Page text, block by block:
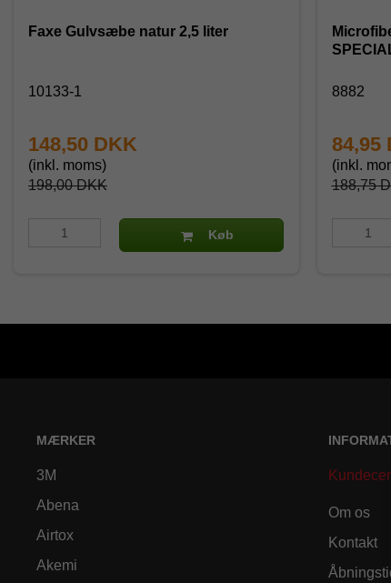
Faxe Gulvsæbe natur 2,5 liter
10133-1
198,00 DKK
148,50 DKK
(inkl. moms)
Køb
8882
188,75
84,95
(inkl.
MÆRKER
3M
Abena
Airtox
Akemi
Om os
Kontakt